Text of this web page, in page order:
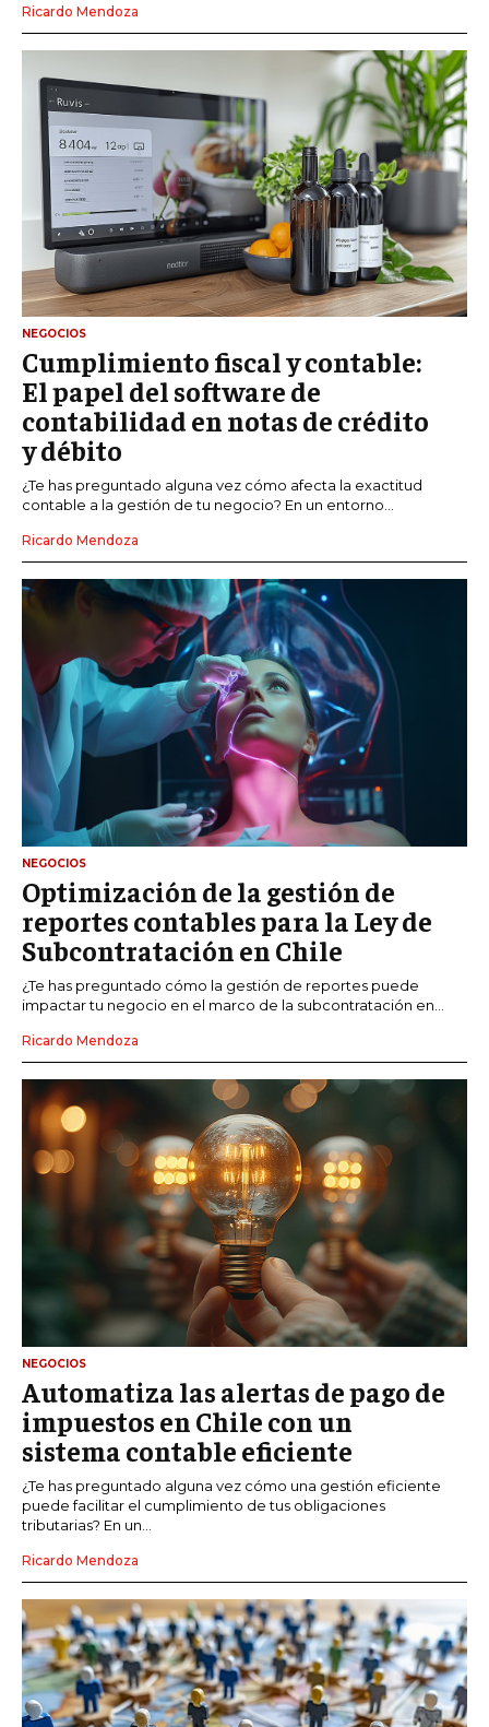
Ricardo Mendoza
NEGOCIOS
Cumplimiento fiscal y contable:
El papel del software de
contabilidad en notas de crédito
y débito
¿Te has preguntado alguna vez cómo afecta la exactitud
contable a la gestión de tu negocio? En un entorno...
Ricardo Mendoza
NEGOCIOS
Optimización de la gestión de
reportes contables para la Ley de
Subcontratación en Chile
¿Te has preguntado cómo la gestión de reportes puede
impactar tu negocio en el marco de la subcontratación en...
Ricardo Mendoza
NEGOCIOS
Automatiza las alertas de pago de
impuestos en Chile con un
sistema contable eficiente
¿Te has preguntado alguna vez cómo una gestión eficiente
puede facilitar el cumplimiento de tus obligaciones
tributarias? En un...
Ricardo Mendoza